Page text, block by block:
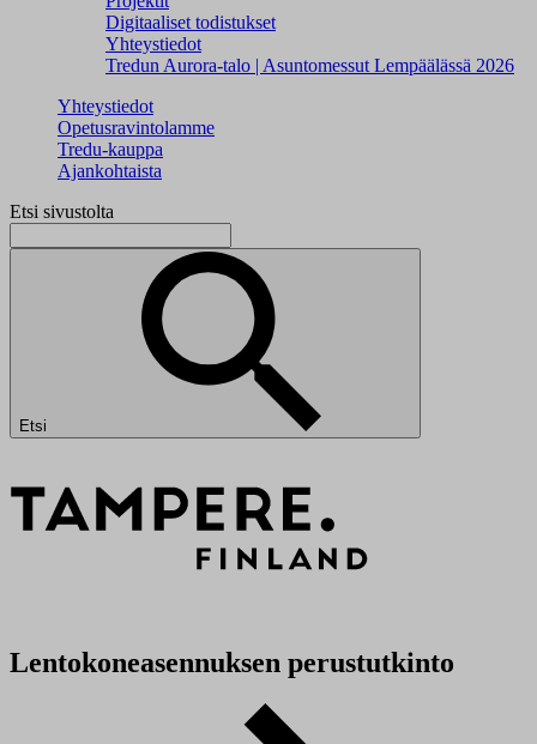
Digitaaliset todistukset
Yhteystiedot
Tredun Aurora-talo | Asuntomessut Lempäälässä 2026
Yhteystiedot
Opetusravintolamme
Tredu-kauppa
Ajankohtaista
Etsi sivustolta
Etsi
Lentokoneasennuksen perustutkinto